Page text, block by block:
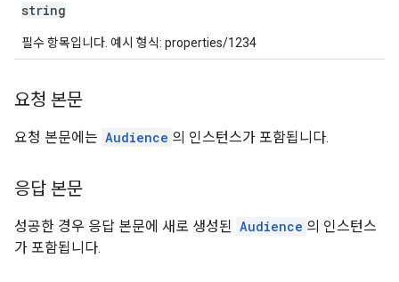
string
필수 항목입니다. 예시 형식: properties/1234
요청 본문
요청 본문에는 Audience 의 인스턴스가 포함됩니다.
응답 본문
성공한 경우 응답 본문에 새로 생성된 Audience 의 인스턴스
가 포함됩니다.